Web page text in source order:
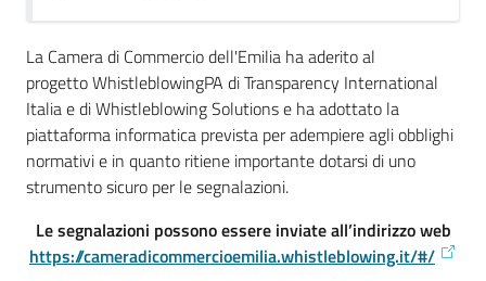
Prenotazioni
on line
Pagamenti
on line
Accedi
La Camera di Commercio dell'Emilia ha aderito al
progetto WhistleblowingPA di Transparency International
Italia e di Whistleblowing Solutions e ha adottato la
piattaforma informatica prevista per adempiere agli obblighi
normativi e in quanto ritiene importante dotarsi di uno
strumento sicuro per le segnalazioni.
Le segnalazioni possono essere inviate all’indirizzo web
https://cameradicommercioemilia.whistleblowing.it/#/